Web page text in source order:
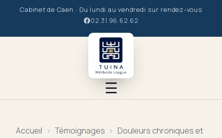
Cabinet de Caen · Du lundi au vendredi sur rendez-vous
02.31.96.62.62
☰
Accueil › Témoignages › Douleurs chroniques et